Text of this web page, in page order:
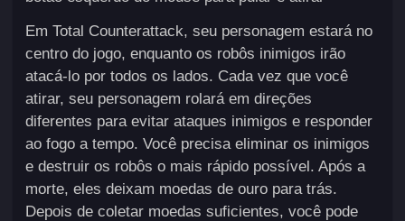
Em Total Counterattack, seu personagem estará no
centro do jogo, enquanto os robôs inimigos irão
atacá-lo por todos os lados. Cada vez que você
atirar, seu personagem rolará em direções
diferentes para evitar ataques inimigos e responder
ao fogo a tempo. Você precisa eliminar os inimigos
e destruir os robôs o mais rápido possível. Após a
morte, eles deixam moedas de ouro para trás.
Depois de coletar moedas suficientes, você pode